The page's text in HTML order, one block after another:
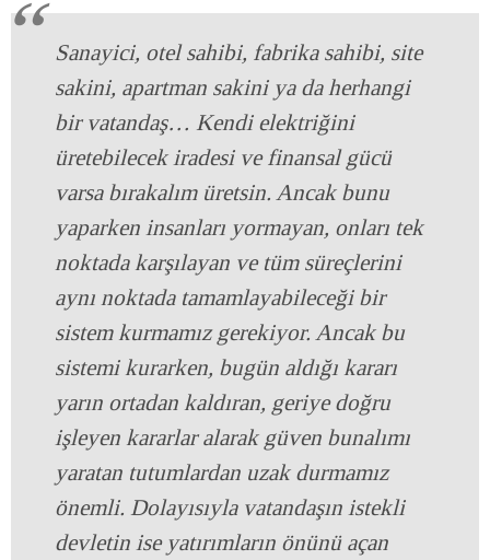
Sanayici, otel sahibi, fabrika sahibi, site
sakini, apartman sakini ya da herhangi
bir vatandaş… Kendi elektriğini
üretebilecek iradesi ve finansal gücü
varsa bırakalım üretsin. Ancak bunu
yaparken insanları yormayan, onları tek
noktada karşılayan ve tüm süreçlerini
aynı noktada tamamlayabileceği bir
sistem kurmamız gerekiyor. Ancak bu
sistemi kurarken, bugün aldığı kararı
yarın ortadan kaldıran, geriye doğru
işleyen kararlar alarak güven bunalımı
yaratan tutumlardan uzak durmamız
önemli. Dolayısıyla vatandaşın istekli
devletin ise yatırımların önünü açan